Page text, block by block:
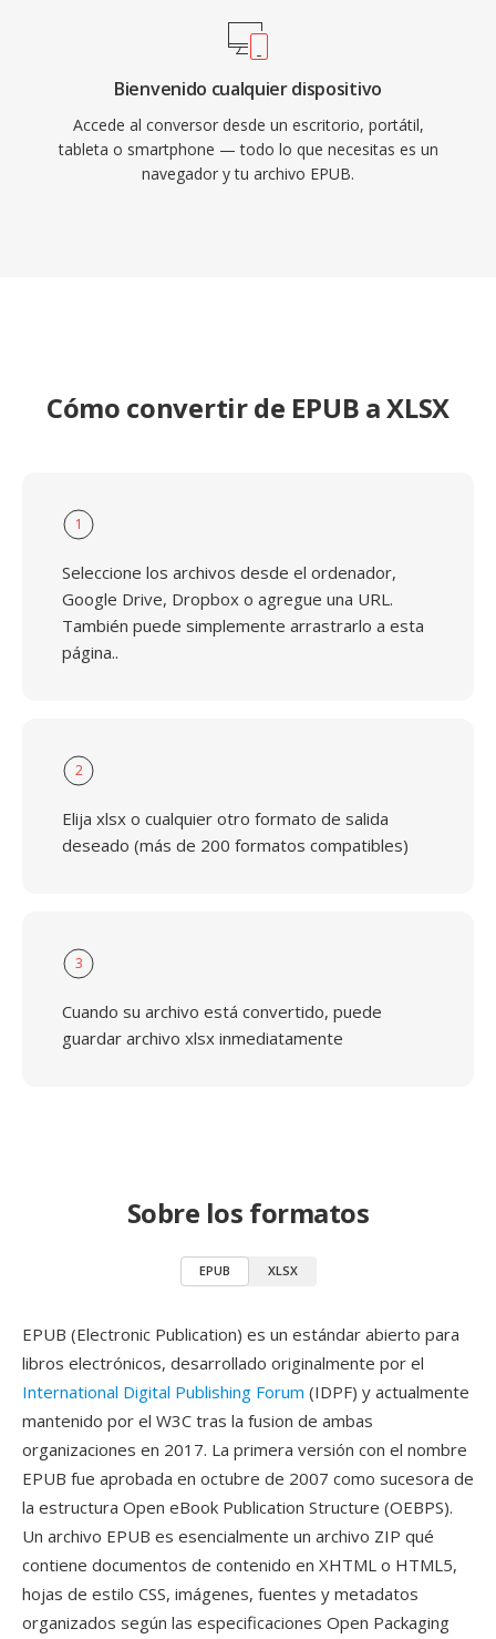
Bienvenido cualquier dispositivo
Accede al conversor desde un escritorio, portátil,
tableta o smartphone — todo lo que necesitas es un
navegador y tu archivo EPUB.
Cómo convertir de EPUB a XLSX
1
Seleccione los archivos desde el ordenador,
Google Drive, Dropbox o agregue una URL.
También puede simplemente arrastrarlo a esta
página..
2
Elija xlsx o cualquier otro formato de salida
deseado (más de 200 formatos compatibles)
3
Cuando su archivo está convertido, puede
guardar archivo xlsx inmediatamente
Sobre los formatos
EPUB XLSX
EPUB (Electronic Publication) es un estándar abierto para
libros electrónicos, desarrollado originalmente por el
International Digital Publishing Forum (IDPF) y actualmente
mantenido por el W3C tras la fusion de ambas
organizaciones en 2017. La primera versión con el nombre
EPUB fue aprobada en octubre de 2007 como sucesora de
la estructura Open eBook Publication Structure (OEBPS).
Un archivo EPUB es esencialmente un archivo ZIP qué
contiene documentos de contenido en XHTML o HTML5,
hojas de estilo CSS, imágenes, fuentes y metadatos
organizados según las especificaciones Open Packaging